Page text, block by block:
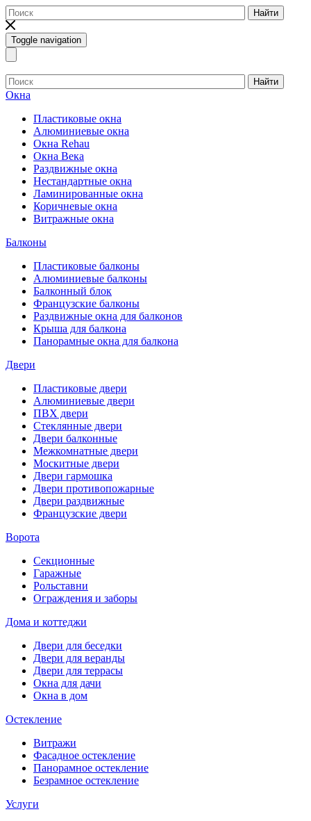
Найти
Toggle navigation
Найти
Окна
Пластиковые окна
Алюминиевые окна
Окна Rehau
Окна Века
Раздвижные окна
Нестандартные окна
Ламинированные окна
Коричневые окна
Витражные окна
Балконы
Пластиковые балконы
Алюминиевые балконы
Балконный блок
Французские балконы
Раздвижные окна для балконов
Крыша для балкона
Панорамные окна для балкона
Двери
Пластиковые двери
Алюминиевые двери
ПВХ двери
Стеклянные двери
Двери балконные
Межкомнатные двери
Москитные двери
Двери гармошка
Двери противопожарные
Двери раздвижные
Французские двери
Ворота
Секционные
Гаражные
Рольставни
Ограждения и заборы
Дома и коттеджи
Двери для беседки
Двери для веранды
Двери для террасы
Окна для дачи
Окна в дом
Остекление
Витражи
Фасадное остекление
Панорамное остекление
Безрамное остекление
Услуги